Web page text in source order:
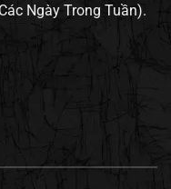
Ngày Trong Tuần).